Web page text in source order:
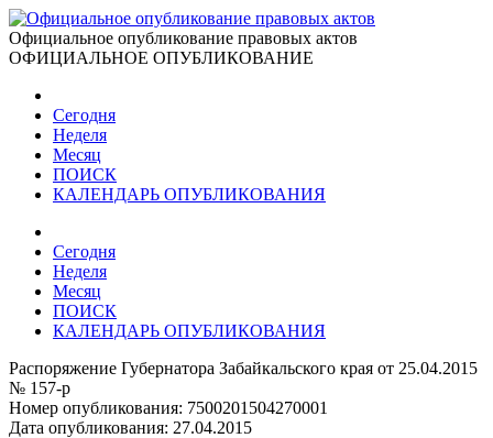
Официальное опубликование правовых актов
ОФИЦИАЛЬНОЕ ОПУБЛИКОВАНИЕ
Сегодня
Неделя
Месяц
ПОИСК
КАЛЕНДАРЬ ОПУБЛИКОВАНИЯ
Сегодня
Неделя
Месяц
ПОИСК
КАЛЕНДАРЬ ОПУБЛИКОВАНИЯ
Распоряжение Губернатора Забайкальского края от 25.04.2015
№ 157-р
Номер опубликования: 7500201504270001
Дата опубликования: 27.04.2015